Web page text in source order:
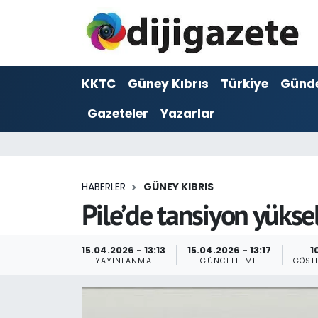
KKTC Güney Kıbrıs Türkiye
Gazeteler
Yazarlar
HABERLER GÜNEY KIBRIS
Pile’de tansiyon
15.04.2026 - 13:13
YAYINLANMA
15.04.2026 - 13:17
GÜNCELLEME
ADVERTORIAL
Dijigazete
Hava Durumu
Trafik Durumu